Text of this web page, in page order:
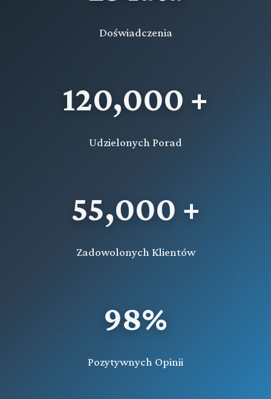
Doświadczenia
120,000 +
Udzielonych Porad
55,000 +
Zadowolonych Klientów
98%
Pozytywnych Opinii